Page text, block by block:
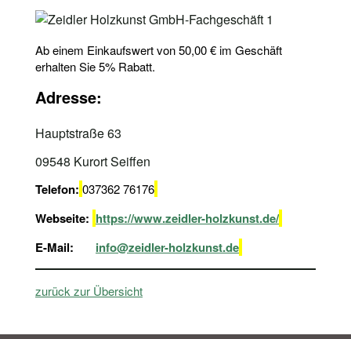
Ab einem Einkaufswert von 50,00 € im Geschäft
erhalten Sie 5% Rabatt.
Adresse:
Hauptstraße 63
09548 Kurort Seiffen
Telefon: 037362 76176
Webseite: https://www.zeidler-holzkunst.de/
E-Mail: info@zeidler-holzkunst.de
zurück zur Übersicht